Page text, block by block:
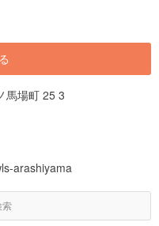
馬場町 25 3
arashiyama
索